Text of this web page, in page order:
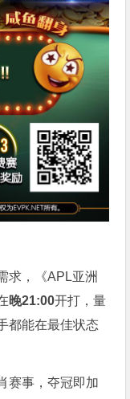
求，《APL亚洲
晚21:00开打，量
都能在最佳状态
赛事，夺冠即加